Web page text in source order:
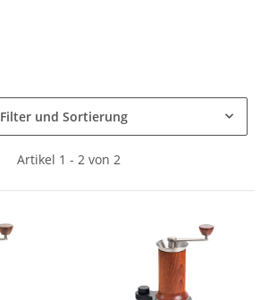
Filter und Sortierung
Artikel 1 - 2 von 2